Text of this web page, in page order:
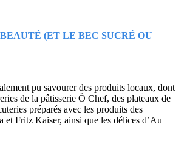
(ET LE BEC SUCRÉ OU
pu savourer des produits locaux, dont
de la pâtisserie Ô Chef, des plateaux de
préparés avec les produits des
et Fritz Kaiser, ainsi que les délices d’Au